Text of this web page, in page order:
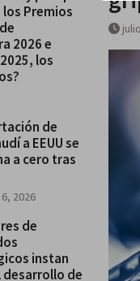
2025, los escritores
Premios
2026 e
los
de
a EEUU se
a cero tras
2026
de
instan
desarrollo de